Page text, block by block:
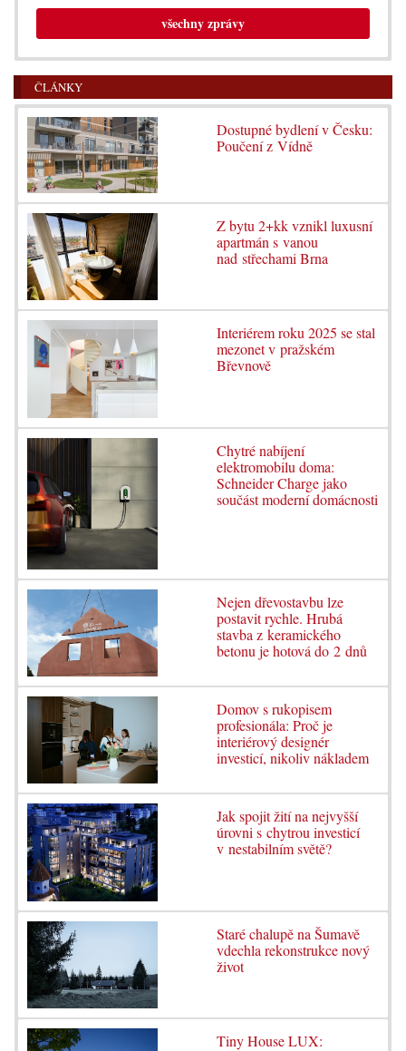
všechny zprávy
ČLÁNKY
Dostupné bydlení v Česku:
Poučení z Vídně
Z bytu 2+kk vznikl luxusní
apartmán s vanou
nad střechami Brna
Interiérem roku 2025 se stal
mezonet v pražském
Břevnově
Chytré nabíjení
elektromobilu doma:
Schneider Charge jako
součást moderní domácnosti
Nejen dřevostavbu lze
postavit rychle. Hrubá
stavba z keramického
betonu je hotová do 2 dnů
Domov s rukopisem
profesionála: Proč je
interiérový designér
investicí, nikoliv nákladem
Jak spojit žití na nejvyšší
úrovni s chytrou investicí
v nestabilním světě?
Staré chalupě na Šumavě
vdechla rekonstrukce nový
život
Tiny House LUX: